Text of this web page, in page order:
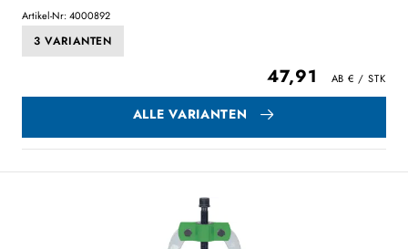
Artikel-Nr: 4000892
3 VARIANTEN
47,91
ALLE VARIANTEN